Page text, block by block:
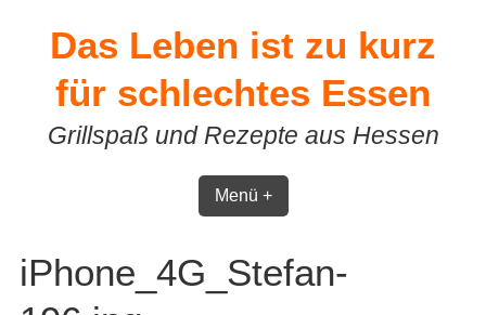
contentDas Leben ist zu kurz
für schlechtes Essen
Grillspaß und Rezepte aus Hessen
Menü +
iPhone_4G_Stefan-